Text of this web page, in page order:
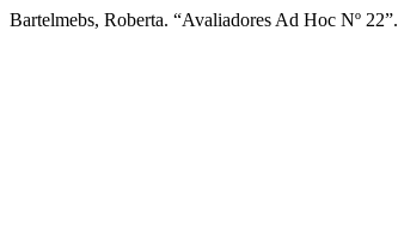
Bartelmebs, Roberta. “Avaliadores Ad Hoc Nº 22”.